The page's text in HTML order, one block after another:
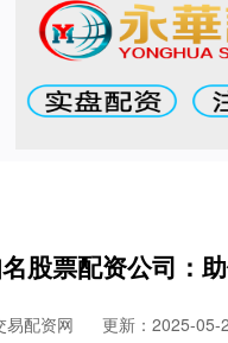
股票配资公司：
易配资网 更新：2025-05-